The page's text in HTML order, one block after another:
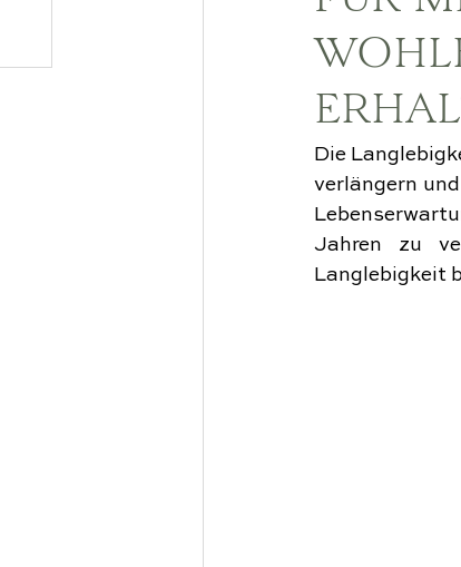
Die
verlängern
Jahren zu
Langlebigkeit